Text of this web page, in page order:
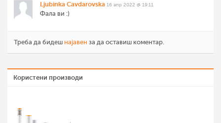
Ljubinka Cavdarovska 16 апр 2022 @ 19:11
Фала ви :)
Треба да бидеш најавен за да оставиш коментар.
Користени производи